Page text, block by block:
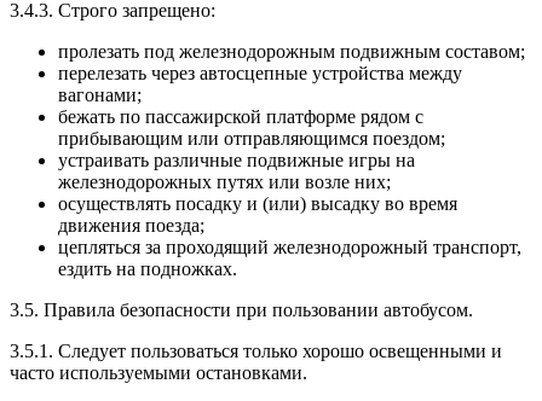
3.4.3. Строго запрещено:
пролезать под железнодорожным подвижным составом;
перелезать через автосцепные устройства между
вагонами;
бежать по пассажирской платформе рядом с
прибывающим или отправляющимся поездом;
устраивать различные подвижные игры на
железнодорожных путях или возле них;
осуществлять посадку и (или) высадку во время
движения поезда;
цепляться за проходящий железнодорожный транспорт,
ездить на подножках.
3.5. Правила безопасности при пользовании автобусом.
3.5.1. Следует пользоваться только хорошо освещенными и
часто используемыми остановками.